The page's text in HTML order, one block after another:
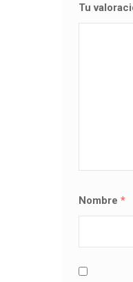
Tu
Nombre *